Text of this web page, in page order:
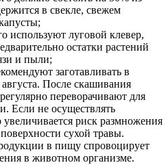
в свекле, свежем
используют луговой клевер,
остатки растений
и пыли;
заготавливать в
После скашивания
переворачивают для
Если не осуществлять
риск размножения
сухой травы.
в пищу спровоцирует
в животном организме.